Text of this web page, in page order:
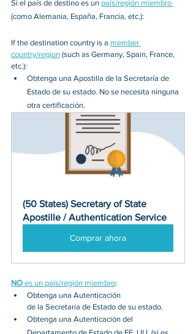
Si el país de destino es un país/región miembro
(como Alemania, España, Francia, etc.):
If the destination country is a member
country/region (such as Germany, Spain, France,
etc.):
Obtenga una Apostilla de la Secretaría de
Estado de su estado. No se necesita ninguna
otra certificación.
(50 States) Secretary of State
Apostille / Authentication Service
Comprar ahora
NO es un país/región miembro:
Obtenga una Autenticación
de la Secretaría de Estado de su estado.
Obtenga una Autenticación del